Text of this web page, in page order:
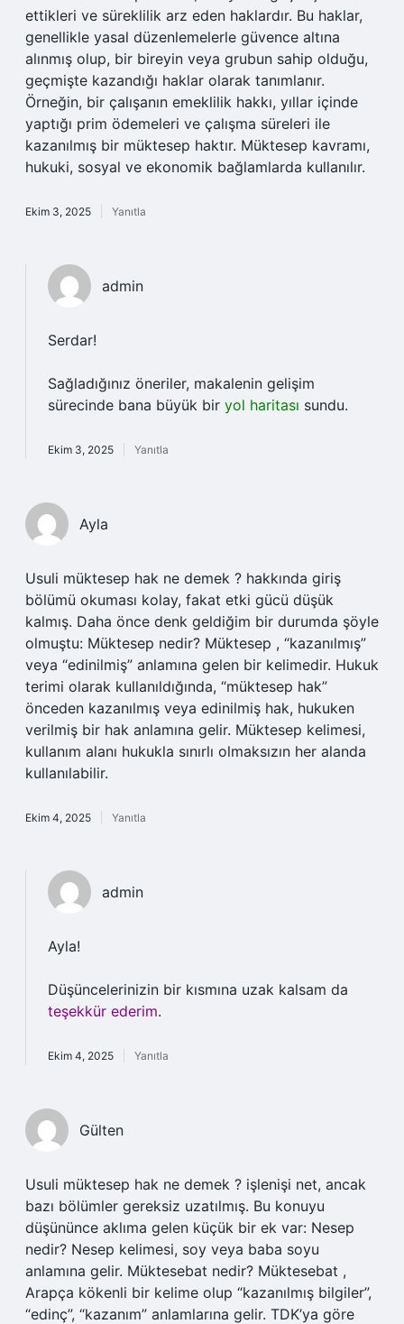
ettikleri ve süreklilik arz eden haklardır. Bu haklar,
genellikle yasal düzenlemelerle güvence altına
alınmış olup, bir bireyin veya grubun sahip olduğu,
geçmişte kazandığı haklar olarak tanımlanır.
Örneğin, bir çalışanın emeklilik hakkı, yıllar içinde
yaptığı prim ödemeleri ve çalışma süreleri ile
kazanılmış bir müktesep haktır. Müktesep kavramı,
hukuki, sosyal ve ekonomik bağlamlarda kullanılır.
Ekim 3, 2025 Yanıtla
admin
Serdar!
Sağladığınız öneriler, makalenin gelişim
sürecinde bana büyük bir yol haritası sundu.
Ekim 3, 2025 Yanıtla
Ayla
Usuli müktesep hak ne demek ? hakkında giriş
bölümü okuması kolay, fakat etki gücü düşük
kalmış. Daha önce denk geldiğim bir durumda şöyle
olmuştu: Müktesep nedir? Müktesep , “kazanılmış”
veya “edinilmiş” anlamına gelen bir kelimedir. Hukuk
terimi olarak kullanıldığında, “müktesep hak”
önceden kazanılmış veya edinilmiş hak, hukuken
verilmiş bir hak anlamına gelir. Müktesep kelimesi,
kullanım alanı hukukla sınırlı olmaksızın her alanda
kullanılabilir.
Ekim 4, 2025 Yanıtla
admin
Ayla!
Düşüncelerinizin bir kısmına uzak kalsam da
teşekkür ederim.
Ekim 4, 2025 Yanıtla
Gülten
Usuli müktesep hak ne demek ? işlenişi net, ancak
bazı bölümler gereksiz uzatılmış. Bu konuyu
düşününce aklıma gelen küçük bir ek var: Nesep
nedir? Nesep kelimesi, soy veya baba soyu
anlamına gelir. Müktesebat nedir? Müktesebat ,
Arapça kökenli bir kelime olup “kazanılmış bilgiler”,
“edinç”, “kazanım” anlamlarına gelir. TDK’ya göre